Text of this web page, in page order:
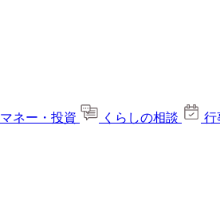
マネー・投資 くらしの相談 行